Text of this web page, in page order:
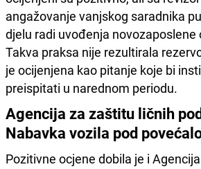
angažovanje vanjskog saradnika
djelu radi uvođenja novozaposlene
Takva praksa nije rezultirala
je ocijenjena kao pitanje koje bi
preispitati u narednom periodu.
Agencija za zaštitu ličnih
Nabavka vozila pod
Pozitivne ocjene dobila je i